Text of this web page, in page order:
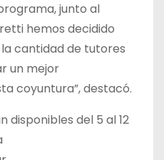
junto al
hemos decidido
cantidad de tutores
un mejor
coyuntura”, destacó.
disponibles del 5 al 12